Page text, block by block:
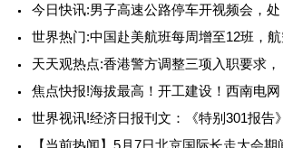
今日快讯:男子高速公路停车开视频会，处
世界热门:中国赴美航班每周增至12班，
天天观热点:香港警方调整三项入职要求，
焦点快报!海拔最高！开工建设！西南电网
世界视讯!经济日报刊文：《特别301报告》
【当前热闻】5月7日北京国际长走大会期